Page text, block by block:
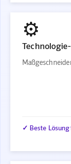
⚙️
✓ Beste